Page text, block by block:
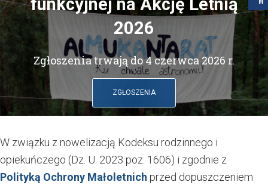
A
W
G
A
funkcyjnej na Akcję Letnią
2026
Zgłoszenia trwają do 4 czerwca 2026 r.
ZGŁOSZENIA
W związku z nowelizacją Kodeksu rodzinnego i
opiekuńczego (Dz. U. 2023 poz. 1606) i zgodnie z
Polityką Ochrony Małoletnich przed dopuszczeniem